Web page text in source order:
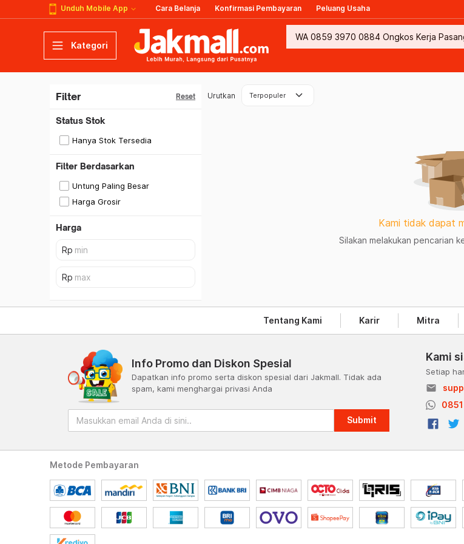
Unduh Mobile App Cara Belanja Konfirmasi Pembayaran Peluang Usaha
Kategori
Filter Reset
Status Stok
Hanya Stok Tersedia
Filter Berdasarkan
Untung Paling Besar
Harga Grosir
Harga
Urutkan Terpopuler keyboard_arrow_down
Kami tidak dapat
Silakan melakukan pencarian
Tentang Kami Karir Mitra
Info Promo dan Diskon Spesial
Dapatkan info promo serta diskon spesial dari Jakmall. Tidak ada
spam, kami menghargai privasi Anda
Submit
Kami
Setiap
email
Metode Pembayaran